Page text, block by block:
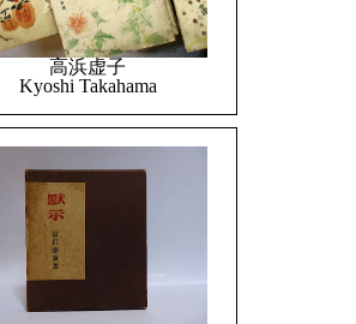
高浜虚子
Kyoshi Takahama